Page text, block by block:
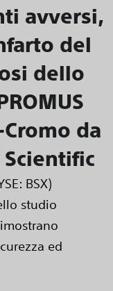
avversi,
del
dello
da
BSX)
studio
ed